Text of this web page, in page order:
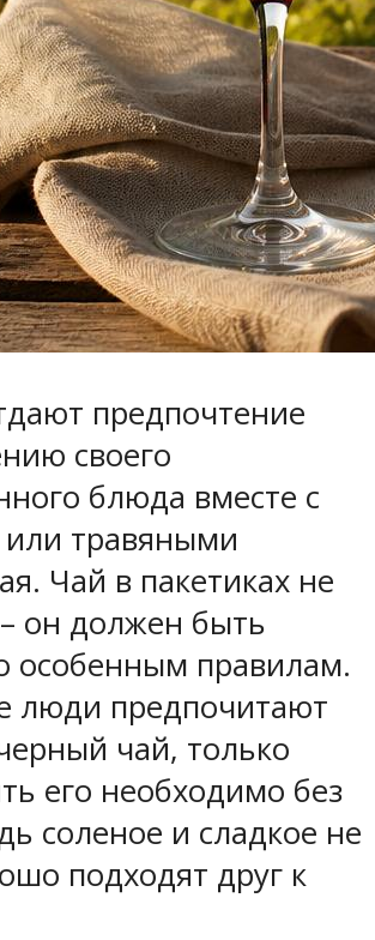
предпочтение
своего
блюда вместе с
травяными
Чай в пакетиках не
он должен быть
особенным правилам.
люди предпочитают
чай, только
его необходимо без
соленое и сладкое не
подходят друг к